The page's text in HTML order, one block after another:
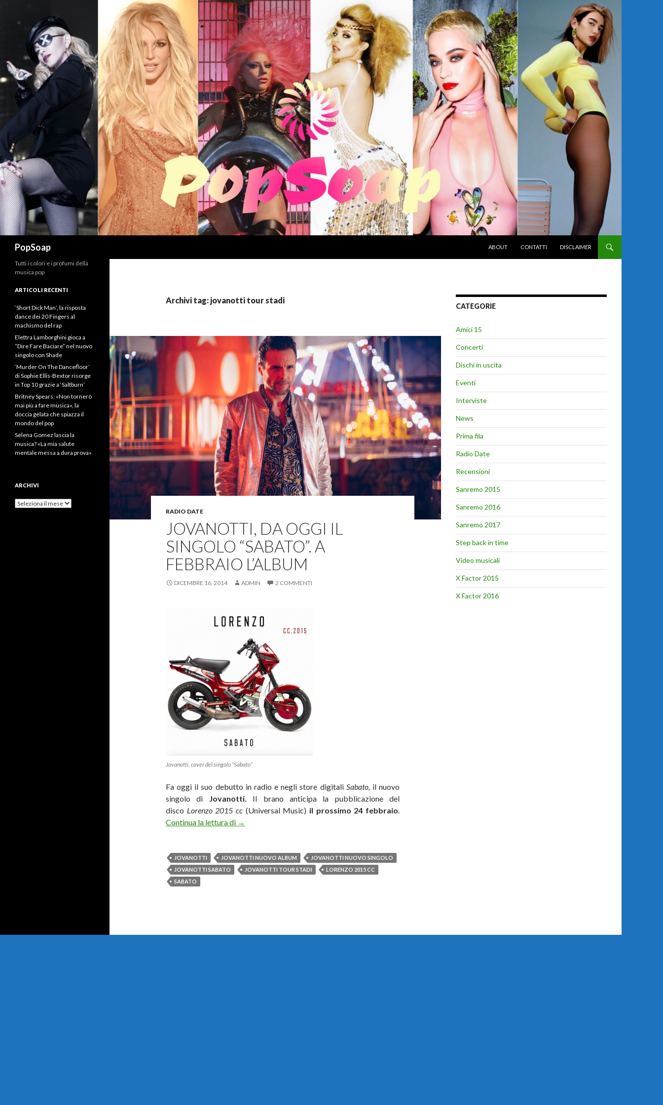
PopSoap
ABOUT
CONTATTI DISCLAIMER
Archivi tag: jovanotti tour stadi
RADIO DATE
JOVANOTTI, DA OGGI IL
SINGOLO “SABATO”. A
FEBBRAIO L’ALBUM
DICEMBRE 16, 2014 ADMIN 2 COMMENTI
Jovanotti, cover del singolo “Sabato”
Fa oggi il suo debutto in radio e negli store digitali Sabato, il nuovo
singolo di Jovanotti. Il brano anticipa la pubblicazione del
disco Lorenzo 2015 cc (Universal Music) il prossimo 24 febbraio.
Continua la lettura di Jovanotti, da oggi il singolo “Sabato”. A febbraio l’album
→
JOVANOTTI JOVANOTTI NUOVO ALBUM
JOVANOTTI NUOVO SINGOLO
JOVANOTTI SABATO
JOVANOTTI TOUR STADI
LORENZO 2015 CC
SABATO
CATEGORIE
Amici 15
Concerti
Dischi in uscita
Eventi
Interviste
News
Prima fila
Radio Date
Recensioni
Sanremo 2015
Sanremo 2016
Sanremo 2017
Step back in time
Video musicali
X Factor 2015
X Factor 2016
Tutti i colori e i profumi della
musica pop
ARTICOLI RECENTI
‘Short Dick Man’, la risposta
dance dei 20 Fingers al
machismo del rap
Elettra Lamborghini gioca a
“Dire Fare Baciare” nel nuovo
singolo con Shade
‘Murder On The Dancefloor’
di Sophie Ellis-Bextor risorge
in Top 10 grazie a ‘Saltburn’
Britney Spears: «Non tornerò
mai più a fare musica», la
doccia gelata che spiazza il
mondo del pop
Selena Gomez lascia la
musica? «La mia salute
mentale messa a dura prova»
ARCHIVI
Archivi